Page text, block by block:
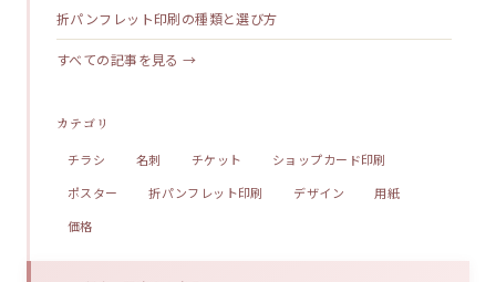
折パンフレット印刷の種類と選び方
すべての記事を見る →
カテゴリ
チラシ 名刺 チケット
ショップカード印刷
ポスター
折パンフレット印刷 デザイン
用紙
価格